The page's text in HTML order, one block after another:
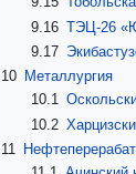
9.16 ТЭЦ-26
9.17
10 Металлургия
10.1
10.2
11